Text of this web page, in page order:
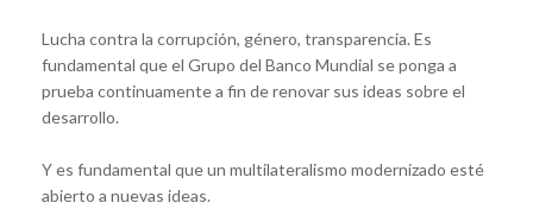
Lucha contra la corrupción, género, transparencia. Es
fundamental que el Grupo del Banco Mundial se ponga a
prueba continuamente a fin de renovar sus ideas sobre el
desarrollo.
Y es fundamental que un multilateralismo modernizado esté
abierto a nuevas ideas.